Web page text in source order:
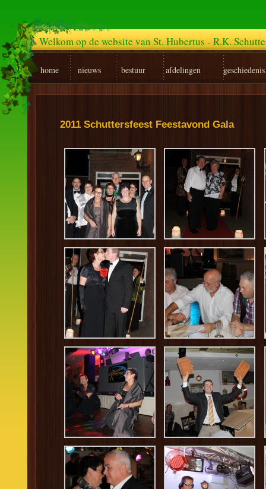
2011 Schuttersfeest Feestavond Gala
Welkom op de website van St. Hubertus - R.K.
home nieuws bestuur afdelingen geschiedenis